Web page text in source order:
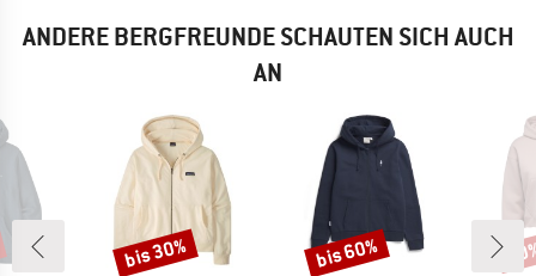
ANDERE BERGFREUNDE SCHAUTEN SICH AUCH
AN
Rabatt
bis 30% Rabatt
bis 60%